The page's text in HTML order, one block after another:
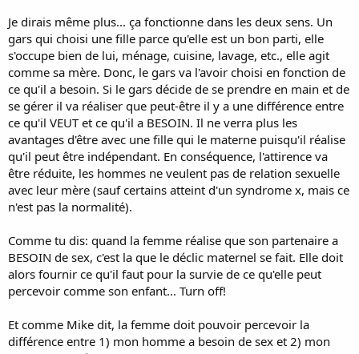
Je dirais même plus... ça fonctionne dans les deux sens. Un
gars qui choisi une fille parce qu'elle est un bon parti, elle
s'occupe bien de lui, ménage, cuisine, lavage, etc., elle agit
comme sa mère. Donc, le gars va l'avoir choisi en fonction de
ce qu'il a besoin. Si le gars décide de se prendre en main et de
se gérer il va réaliser que peut-être il y a une différence entre
ce qu'il VEUT et ce qu'il a BESOIN. Il ne verra plus les
avantages d'être avec une fille qui le materne puisqu'il réalise
qu'il peut être indépendant. En conséquence, l'attirence va
être réduite, les hommes ne veulent pas de relation sexuelle
avec leur mère (sauf certains atteint d'un syndrome x, mais ce
n'est pas la normalité).
Comme tu dis: quand la femme réalise que son partenaire a
BESOIN de sex, c'est la que le déclic maternel se fait. Elle doit
alors fournir ce qu'il faut pour la survie de ce qu'elle peut
percevoir comme son enfant... Turn off!
Et comme Mike dit, la femme doit pouvoir percevoir la
différence entre 1) mon homme a besoin de sex et 2) mon